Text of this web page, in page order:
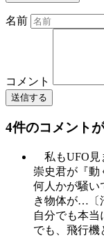
名前
コメント
送信する
4件のコメント
私もUFO見
崇史君が『動
何人かが騒い
き物体が…〔
自分でも本
でも、飛行機